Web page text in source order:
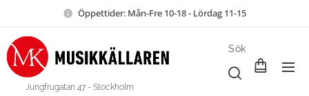
Öppettider: Mån-Fre 10-18 - Lördag 11-15
Jungfrugatan 47 - Stockholm
Sök